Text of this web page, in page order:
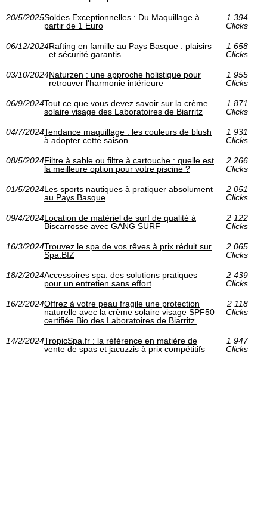
20/5/2025Soldes Exceptionnelles : Du Maquillage à
partir de 1 Euro
1 394
Clicks
06/12/2024Rafting en famille au Pays Basque : plaisirs
et sécurité garantis
1 658
Clicks
03/10/2024Naturzen : une approche holistique pour
retrouver l'harmonie intérieure
1 955
Clicks
06/9/2024Tout ce que vous devez savoir sur la crème
solaire visage des Laboratoires de Biarritz
1 871
Clicks
04/7/2024Tendance maquillage : les couleurs de blush
à adopter cette saison
1 931
Clicks
08/5/2024Filtre à sable ou filtre à cartouche : quelle est
la meilleure option pour votre piscine ?
2 266
Clicks
01/5/2024Les sports nautiques à pratiquer absolument
au Pays Basque
2 051
Clicks
09/4/2024Location de matériel de surf de qualité à
Biscarrosse avec GANG SURF
2 122
Clicks
16/3/2024Trouvez le spa de vos rêves à prix réduit sur
Spa.BIZ
2 065
Clicks
18/2/2024Accessoires spa: des solutions pratiques
pour un entretien sans effort
2 439
Clicks
16/2/2024Offrez à votre peau fragile une protection
naturelle avec la crème solaire visage SPF50
certifiée Bio des Laboratoires de Biarritz.
2 118
Clicks
14/2/2024TropicSpa.fr : la référence en matière de
vente de spas et jacuzzis à prix compétitifs
1 947
Clicks